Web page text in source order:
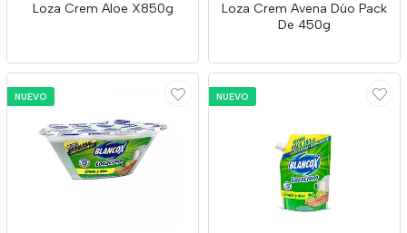
Loza Crem Aloe X850g
Loza Crem Avena Dúo Pack
De 450g
NUEVO NUEVO